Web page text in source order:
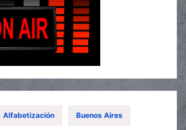
Alfabetización Buenos Aires